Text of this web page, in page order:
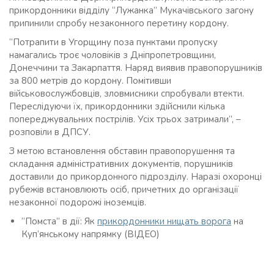
прикордонники відділу “Лужанка” Мукачівського загону
припинили спробу незаконного перетину кордону.
“Потрапити в Угорщину поза пунктами пропуску
намагались троє чоловіків з Дніпропетровщини,
Донеччини та Закарпаття. Наряд виявив правопорушників
за 800 метрів до кордону. Помітивши
військовослужбовців, зловмисники спробували втекти.
Переслідуючи їх, прикордонники здійснили кілька
попереджувальних пострілів. Усіх трьох затримали”, –
розповіли в ДПСУ.
З метою встановлення обставин правопорушення та
складання адміністративних документів, порушників
доставили до прикордонного підрозділу. Наразі охоронці
рубежів встановлюють осіб, причетних до організації
незаконної подорожі іноземців.
“Помста” в дії: Як прикордонники нищать ворога на
Куп’янському напрямку (ВІДЕО)